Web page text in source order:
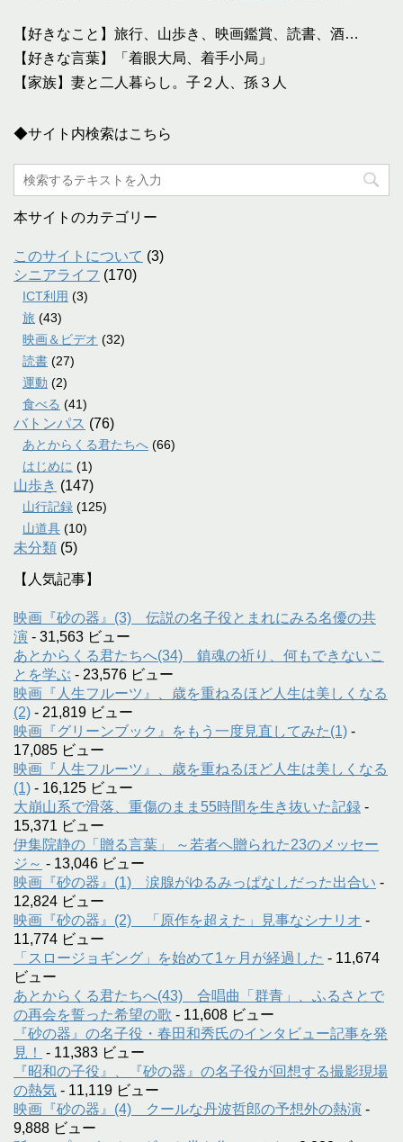
【好きなこと】旅行、山歩き、映画鑑賞、読書、酒…
【好きな言葉】「着眼大局、着手小局」
【家族】妻と二人暮らし。子２人、孫３人
◆サイト内検索はこちら
本サイトのカテゴリー
このサイトについて (3)
シニアライフ (170)
ICT利用 (3)
旅 (43)
映画＆ビデオ (32)
読書 (27)
運動 (2)
食べる (41)
バトンパス (76)
あとからくる君たちへ (66)
はじめに (1)
山歩き (147)
山行記録 (125)
山道具 (10)
未分類 (5)
【人気記事】
映画『砂の器』(3) 伝説の名子役とまれにみる名優の共
演 - 31,563 ビュー
あとからくる君たちへ(34) 鎮魂の祈り、何もできないこ
とを学ぶ - 23,576 ビュー
映画『人生フルーツ』、歳を重ねるほど人生は美しくなる
(2) - 21,819 ビュー
映画『グリーンブック』をもう一度見直してみた(1) -
17,085 ビュー
映画『人生フルーツ』、歳を重ねるほど人生は美しくなる
(1) - 16,125 ビュー
大崩山系で滑落、重傷のまま55時間を生き抜いた記録 -
15,371 ビュー
伊集院静の「贈る言葉」 ～若者へ贈られた23のメッセー
ジ～ - 13,046 ビュー
映画『砂の器』(1) 涙腺がゆるみっぱなしだった出合い -
12,824 ビュー
映画『砂の器』(2) 「原作を超えた」見事なシナリオ -
11,774 ビュー
「スロージョギング」を始めて1ヶ月が経過した - 11,674
ビュー
あとからくる君たちへ(43) 合唱曲「群青」、ふるさとで
の再会を誓った希望の歌 - 11,608 ビュー
『砂の器』の名子役・春田和秀氏のインタビュー記事を発
見！
- 11,383 ビュー
『昭和の子役』、『砂の器』の名子役が回想する撮影現場
の熱気 - 11,119 ビュー
映画『砂の器』(4) クールな丹波哲郎の予想外の熱演 -
9,888 ビュー